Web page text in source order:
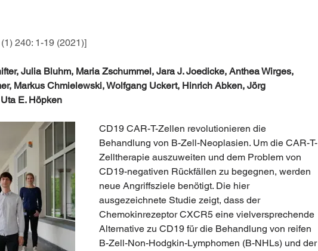
240: 1-19 (2021)]
Julia Bluhm, Maria Zschummel, Jara J. Joedicke, Anthea Wirges,
Markus Chmielewski, Wolfgang Uckert, Hinrich Abken, Jörg
E. Höpken
CD19 CAR-T-Zellen revolutionieren die
Behandlung von B-Zell-Neoplasien. Um die CAR-T-
Zelltherapie auszuweiten und dem Problem von
CD19-negativen Rückfällen zu begegnen, werden
neue Angriffsziele benötigt. Die hier
ausgezeichnete Studie zeigt, dass der
Chemokinrezeptor CXCR5 eine vielversprechende
Alternative zu CD19 für die Behandlung von reifen
B-Zell-Non-Hodgkin-Lymphomen (B-NHLs) und der